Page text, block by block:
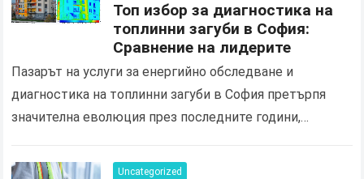
Топ избор за диагностика на
топлинни загуби в София:
Сравнение на лидерите
Пазарът на услуги за енергийно обследване и
диагностика на топлинни загуби в София претърпя
значителна еволюция през последните години,
енергийна ефективност и нуждата от оптимизация…
Uncategorized